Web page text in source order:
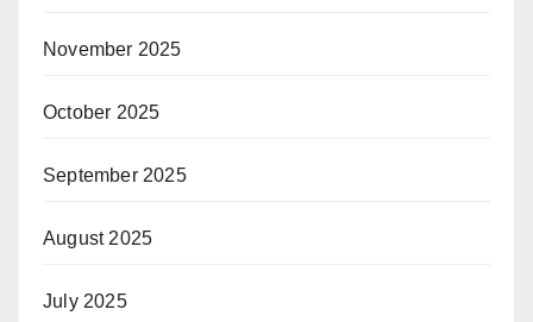
November 2025
October 2025
September 2025
August 2025
July 2025